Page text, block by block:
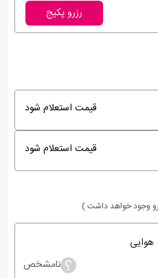
رزرو پکیج
قیمت استعلام شود
قیمت استعلام شود
وجود خواهد داشت )
هوایی
نامشخص